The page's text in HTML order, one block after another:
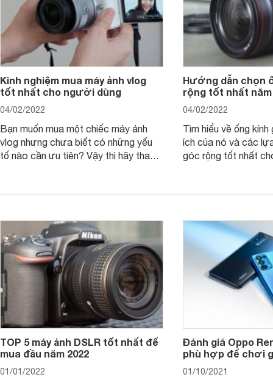
Kinh nghiệm mua máy ảnh vlog
tốt nhất cho người dùng
04/02/2022
Bạn muốn mua một chiếc máy ảnh
vlog nhưng chưa biết có những yếu
tố nào cần ưu tiên? Vậy thì hãy tham
Hướng dẫn chọn
rộng tốt nhất năm
04/02/2022
Tìm hiểu về ống
ích của nó và các
góc rộng tốt nhất
TOP 5 máy ảnh DSLR tốt nhất để
mua đầu năm 2022
01/01/2022
Đánh giá Oppo
phù hợp để chơi
01/10/2021